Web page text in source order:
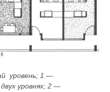
уровень; 1 —
уровнях; 2 —